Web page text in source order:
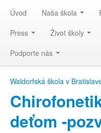
Úvod Naša škola
Press
Život školy
Podporte nás
Waldorfská škola v
deťom -